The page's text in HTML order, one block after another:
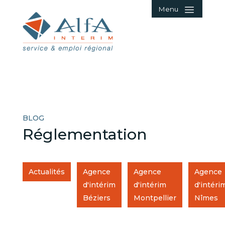
Menu
BLOG
Réglementation
Actualités
Agence
d'intérim
Béziers
Agence
d'intérim
Montpellier
Agence
Nîmes